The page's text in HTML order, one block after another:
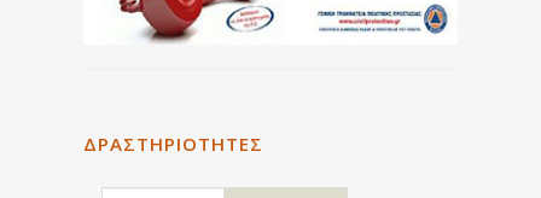
ΔΡΑΣΤΗΡΙΌΤΗΤΕΣ